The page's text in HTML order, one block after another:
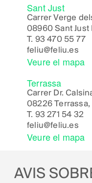
Sant Just
Carrer Verge
08960 Sant Just
T. 93 470 55 77
feliu@feliu.es
Veure el mapa
Terrassa
Carrer Dr.
08226
T. 93 271 54 32
feliu@feliu.es
Veure el mapa
AVIS